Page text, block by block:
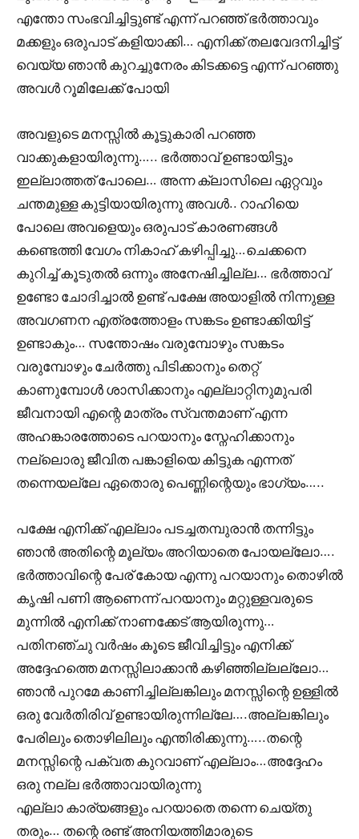
എന്തോ സംഭവിച്ചിട്ടുണ്ട് എന്ന് പറഞ്ഞ് ഭർത്താവും
മക്കളും ഒരുപാട് കളിയാക്കി… എനിക്ക് തലവേദനിച്ചിട്ട്
വെയ്യ ഞാൻ കുറച്ചുനേരം കിടക്കട്ടെ എന്ന് പറഞ്ഞു
അവൾ റൂമിലേക്ക് പോയി
അവളുടെ മനസ്സിൽ കൂട്ടുകാരി പറഞ്ഞ
വാക്കുകളായിരുന്നു….. ഭർത്താവ് ഉണ്ടായിട്ടും
ഇല്ലാത്തത് പോലെ… അന്ന ക്ലാസിലെ ഏറ്റവും
ചന്തമുള്ള കുട്ടിയായിരുന്നു അവൾ.. റാഹിയെ
പോലെ അവളെയും ഒരുപാട് കാരണങ്ങൾ
കണ്ടെത്തി വേഗം നികാഹ് കഴിപ്പിച്ചു…ചെക്കനെ
കുറിച്ച് കൂടുതൽ ഒന്നും അനേഷിച്ചില്ല… ഭർത്താവ്
ഉണ്ടോ ചോദിച്ചാൽ ഉണ്ട് പക്ഷേ അയാളിൽ നിന്നുള്ള
അവഗണന എത്രത്തോളം സങ്കടം ഉണ്ടാക്കിയിട്ട്
ഉണ്ടാകും… സന്തോഷം വരുമ്പോഴും സങ്കടം
വരുമ്പോഴും ചേർത്തു പിടിക്കാനും തെറ്റ്
കാണുമ്പോൾ ശാസിക്കാനും എല്ലാറ്റിനുമുപരി
ജീവനായി എന്റെ മാത്രം സ്വന്തമാണ് എന്ന
അഹങ്കാരത്തോടെ പറയാനും സ്നേഹിക്കാനും
നല്ലൊരു ജീവിത പങ്കാളിയെ കിട്ടുക എന്നത്
തന്നെയല്ലേ ഏതൊരു പെണ്ണിന്റെയും ഭാഗ്യം…..
പക്ഷേ എനിക്ക് എല്ലാം പടച്ചതമ്പുരാൻ തന്നിട്ടും
ഞാൻ അതിന്റെ മൂല്യം അറിയാതെ പോയല്ലോ….
ഭർത്താവിന്റെ പേര് കോയ എന്നു പറയാനും തൊഴിൽ
കൃഷി പണി ആണെന്ന് പറയാനും മറ്റുള്ളവരുടെ
മുന്നിൽ എനിക്ക് നാണക്കേട് ആയിരുന്നു…
പതിനഞ്ചു വർഷം കൂടെ ജീവിച്ചിട്ടും എനിക്ക്
അദ്ദേഹത്തെ മനസ്സിലാക്കാൻ കഴിഞ്ഞില്ലല്ലോ…
ഞാൻ പുറമേ കാണിച്ചില്ലങ്കിലും മനസ്സിന്റെ ഉള്ളിൽ
ഒരു വേർതിരിവ് ഉണ്ടായിരുന്നില്ലേ….അല്ലങ്കിലും
പേരിലും തൊഴിലിലും എന്തിരിക്കുന്നു…..തന്റെ
മനസ്സിന്റെ പക്വത കുറവാണ് എല്ലാം…അദ്ദേഹം
ഒരു നല്ല ഭർത്താവായിരുന്നു
എല്ലാ കാര്യങ്ങളും പറയാതെ തന്നെ ചെയ്തു
തരും… തന്റെ രണ്ട് അനിയത്തിമാരുടെ